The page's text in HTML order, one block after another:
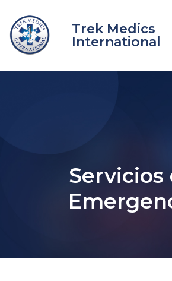
contenido
Trek Medics
International
Servicios